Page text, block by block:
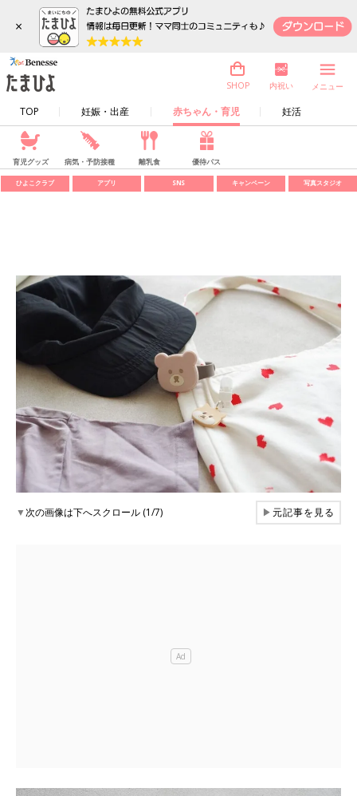
×
TOP 妊娠・出産 赤ちゃん・育児 妊活
SHOP 内祝い メニュー
育児グッズ 病気・予防接種 離乳食 優待パス
ひよこクラブ アプリ SNS キャンペーン 写真スタジオ
▼次の画像は下へスクロール (1/7) ▶元記事を見る